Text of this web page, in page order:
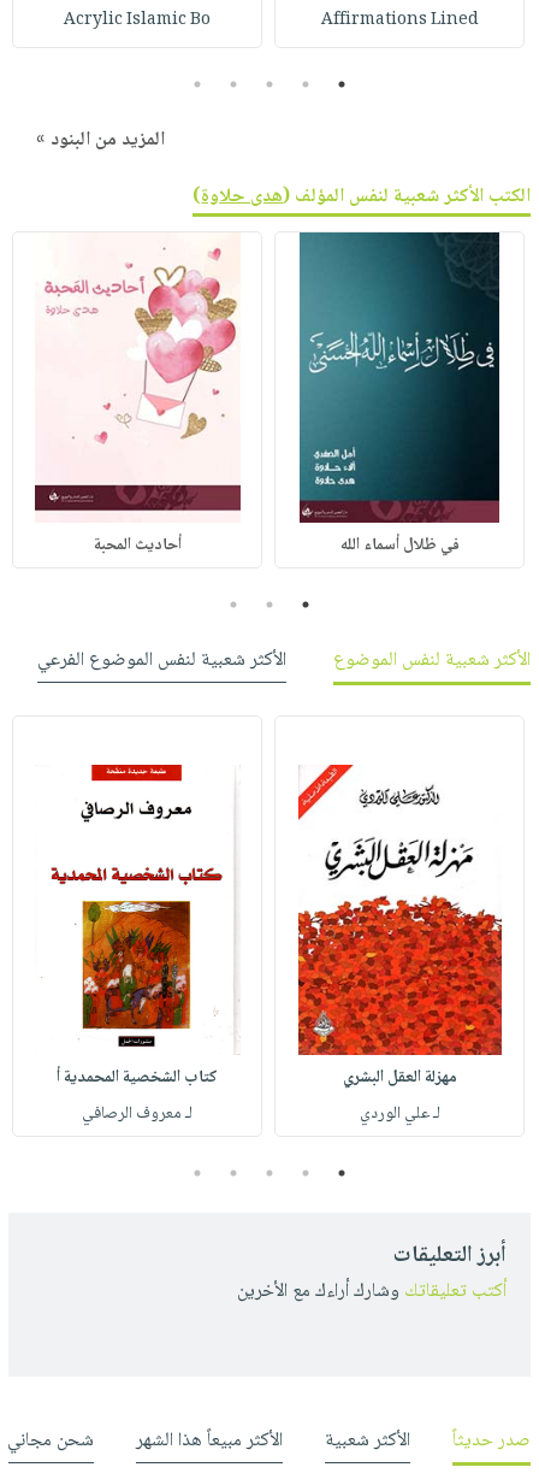
صابون
أطفال
فيديوهات
أسئلة
نيل
وفرات
انشر
كتابك
تواصل
معنا
Affirmations Lined
Acrylic Islamic Bo
1
2
3
4
5
المزيد من البنود »
الكتب الأكثر شعبية لنفس المؤلف (هدى حلاوة)
في ظلال أسماء الله أحاديث المحبة
1
2
3
الأكثر شعبية لنفس الموضوع
الأكثر شعبية لنفس الموضوع الفرعي
مهزلة العقل البشري
لـ علي الوردي
كتاب الشخصية المحمدية أ
لـ معروف الرصافي
1
2
3
4
5
أبرز التعليقات
أكتب تعليقاتك وشارك أراءك مع الأخرين
صدر حديثاً الأكثر شعبية الأكثر مبيعاً هذا الشهر شحن مجاني